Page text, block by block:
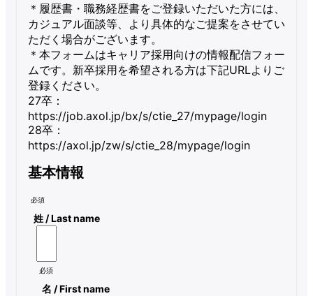
＊履歴書・職務経歴書をご登録いただいた方には、
カジュアル面談等、より具体的なご提案をさせてい
ただく場合がございます。
＊本フォームはキャリア採用向けの情報配信フォー
ムです。新卒採用を希望される方は下記URLよりご
登録ください。
27卒：
https://job.axol.jp/bx/s/ctie_27/mypage/login
28卒：
https://axol.jp/zw/s/ctie_28/mypage/login
基本情報
必須
姓 / Last name
必須
名 / First name